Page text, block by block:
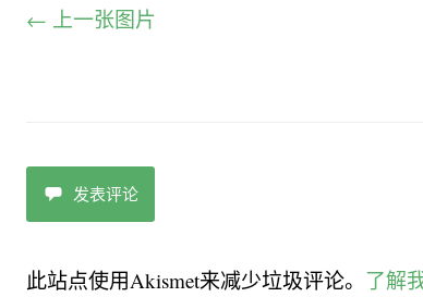
← 上一张图片
发表评论
此站点使用Akismet来减少垃圾评论。 了解